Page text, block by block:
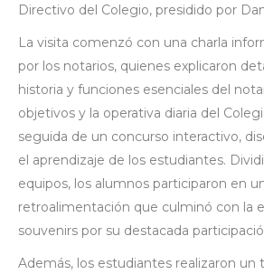
Directivo del Colegio, presidido por
La visita comenzó con una charla
por los notarios, quienes explicaron
historia y funciones esenciales del
objetivos y la operativa diaria del
seguida de un concurso interactivo,
el aprendizaje de los estudiantes.
equipos, los alumnos participaron en
retroalimentación que culminó con la
souvenirs por su destacada
Además, los estudiantes realizaron un